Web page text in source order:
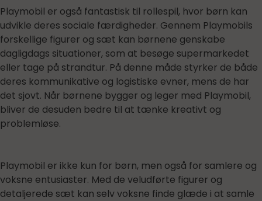
Playmobil er også fantastisk til rollespil, hvor børn kan
udvikle deres sociale færdigheder. Gennem Playmobils
forskellige figurer og sæt kan børnene genskabe
dagligdags situationer, som at besøge supermarkedet
eller tage på strandtur. På denne måde styrker de både
deres kommunikative og logistiske evner, mens de har
det sjovt. Når børnene bygger og leger med Playmobil,
bliver de desuden bedre til at tænke kreativt og
problemløse.
Playmobil er ikke kun for børn, men også for samlere og
voksne entusiaster. Med de veludførte figurer og
detaljerede sæt kan selv voksne finde glæde i at samle